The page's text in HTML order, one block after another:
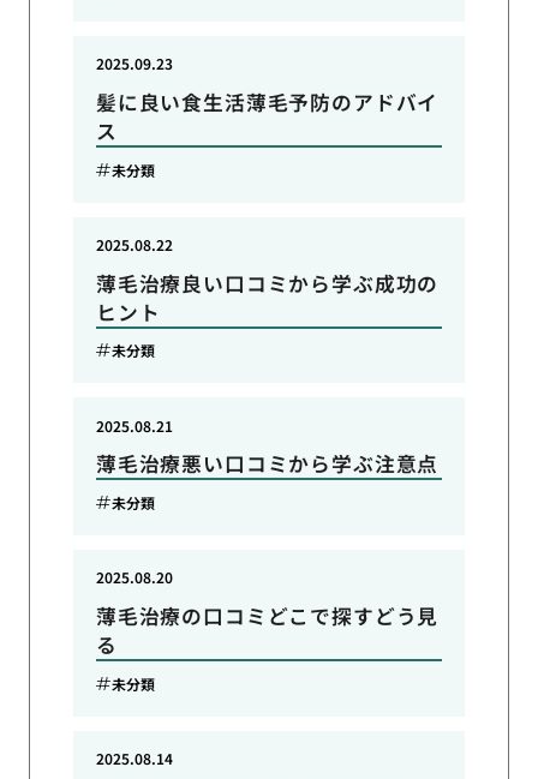
髪に良い食生活薄毛予防のアドバイ
ス
2025.09.23
未分類
薄毛治療良い口コミから学ぶ成功の
ヒント
2025.08.22
未分類
薄毛治療悪い口コミから学ぶ注意点
2025.08.21
未分類
薄毛治療の口コミどこで探すどう見
る
2025.08.20
未分類
2025.08.14